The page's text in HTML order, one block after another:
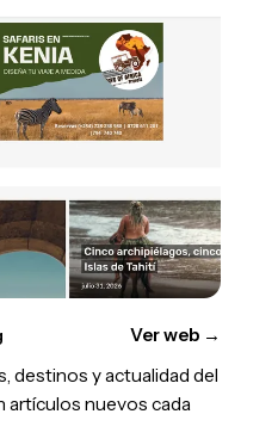
Ver web →
destinos y actualidad del
artículos nuevos cada